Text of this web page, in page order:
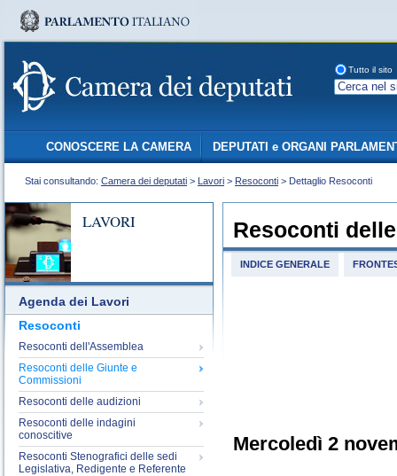
Tutto il sito
CONOSCERE LA CAMERA DEPUTATI e ORGANI
Stai consultando: Camera dei deputati > Lavori > Resoconti > Dettaglio Resoconti
LAVORI
Agenda dei Lavori
Resoconti
Resoconti dell'Assemblea
Resoconti delle Giunte e
Commissioni
Resoconti delle audizioni
Resoconti delle indagini
conoscitive
Resoconti Stenografici delle sedi
Legislativa, Redigente e Referente
Resoconti
INDICE GENERALE
Mercoledì 2